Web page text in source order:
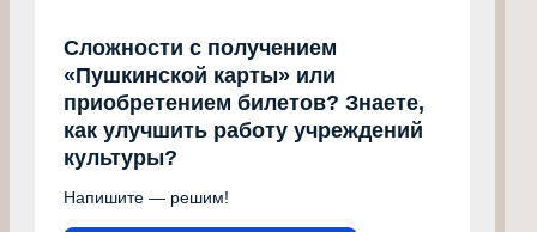
Сложности с получением
«Пушкинской карты» или
приобретением билетов? Знаете,
как улучшить работу учреждений
культуры?
Напишите — решим!